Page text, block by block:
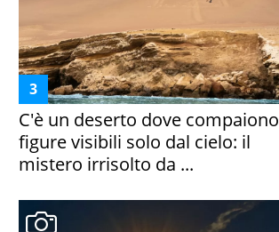
C'è un deserto dove compaiono
figure visibili solo dal cielo: il
mistero irrisolto da ...